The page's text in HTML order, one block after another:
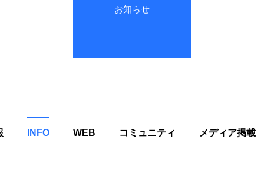
お知らせ
INFO WEB コミュニティ メディア掲載